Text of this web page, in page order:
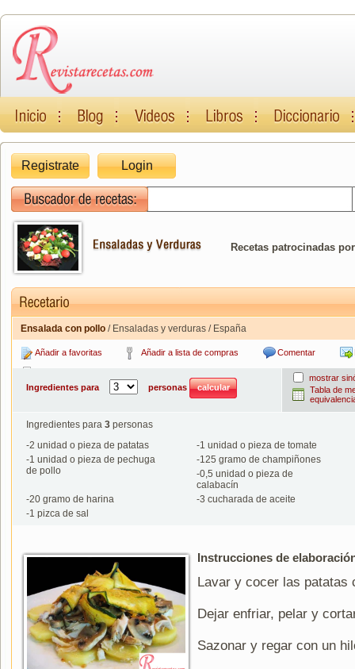
Registrate Login
Recetas patrocinadas
Ensalada con pollo / Ensaladas y verduras / España
Añadir a favoritas Añadir a lista de compras Comentar
Ingredientes para
personas
mostrar
Tabla de
Ingredientes para 3 personas
-2 unidad o pieza de patatas -1 unidad o pieza de tomate
-1 unidad o pieza de pechuga
de pollo
-125 gramo de champiñones
-0,5 unidad o pieza de
calabacín
-20 gramo de harina -3 cucharada de aceite
-1 pizca de sal
Instrucciones de
Lavar y cocer las patatas
Dejar enfriar, pelar y
Sazonar y regar con un